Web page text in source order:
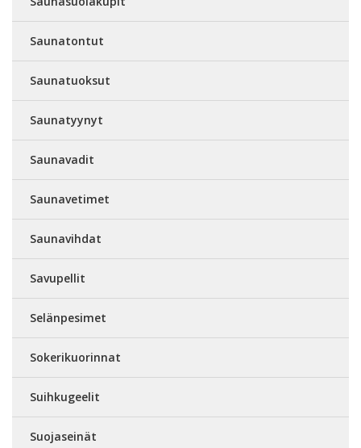
Saunatontut
Saunatuoksut
Saunatyynyt
Saunavadit
Saunavetimet
Saunavihdat
Savupellit
Selänpesimet
Sokerikuorinnat
Suihkugeelit
Suojaseinät